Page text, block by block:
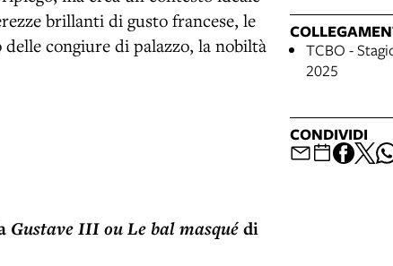
brillanti di gusto francese, le
congiure di palazzo, la nobiltà
Gustave III ou Le bal masquédi
TCBO -
2025
CONDIVIDI